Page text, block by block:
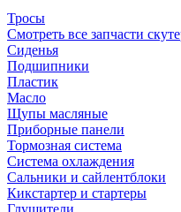
Тросы
Смотреть все запчасти
Сиденья
Подшипники
Пластик
Масло
Щупы масляные
Приборные панели
Тормозная система
Система охлаждения
Сальники и сайлентблоки
Кикстартер и стартеры